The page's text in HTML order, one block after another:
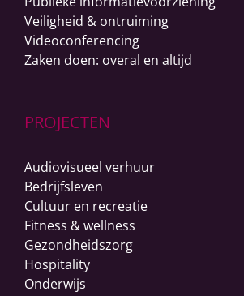
Veiligheid & ontruiming
Videoconferencing
Zaken doen: overal en altijd
PROJECTEN
Audiovisueel verhuur
Bedrijfsleven
Cultuur en recreatie
Fitness & wellness
Gezondheidszorg
Hospitality
Onderwijs